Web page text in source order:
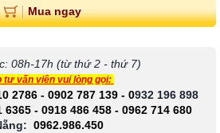
Mua ngay
08h-17h (từ thứ 2 - thứ 7)
tư vấn viên vui lòng gọi:
2786 - 0902 787 139- 0932 196 898
6365 - 0918 486 458 - 0962 714 680
0962.986.450